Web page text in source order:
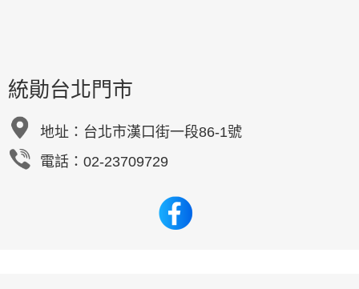
統勛台北門市
地址： 台北市漢口街一段86-1號
電話：02-23709729